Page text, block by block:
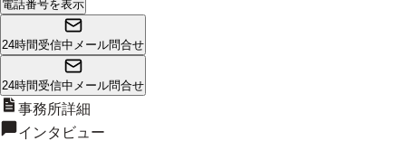
電話番号を表示
24時間受信中 メール問合せ
24時間受信中 メール問合せ
事務所詳細
インタビュー